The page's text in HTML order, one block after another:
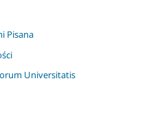
Pisana
Universitatis